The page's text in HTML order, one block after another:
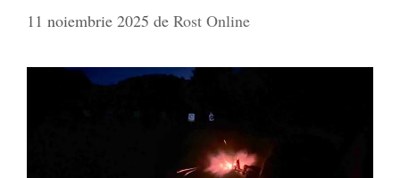
11 noiembrie 2025 de Rost Online